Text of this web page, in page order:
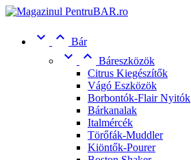
  Bár
  Báreszközök
Citrus Kiegészítők
Vágó Eszközök
Borbontók-Flair Nyitók
Bárkanalak
Italmércék
Törőfák-Muddler
Kiöntők-Pourer